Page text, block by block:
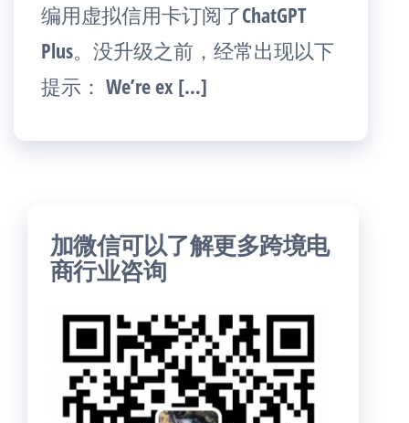
编用虚拟信用卡订阅了ChatGPT
Plus。没升级之前，经常出现以下
提示： We’re ex […]
加微信可以了解更多跨境电
商行业咨询